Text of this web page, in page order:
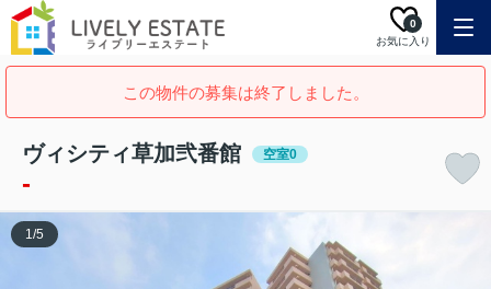
お気に入り
0
この物件の募集は終了しました。
ヴィシティ草加弐番館 空室0
-
1/5